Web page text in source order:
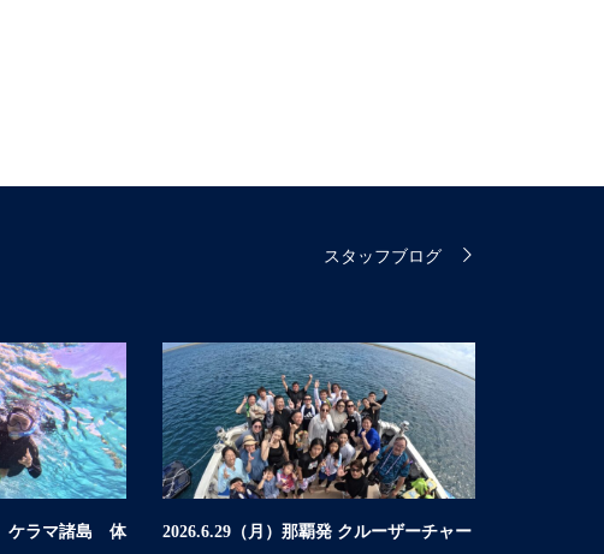
スタッフブログ
ケラマ諸島 体
2026.6.29（月）那覇発 クルーザーチャー